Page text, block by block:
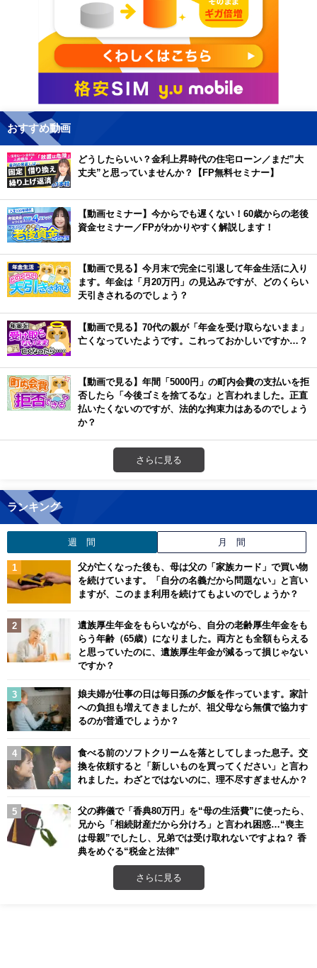
おすすめ動画
どうしたらいい？金利上昇時代の住宅ローン／まだ”大
丈夫”と思っていませんか？【FP無料セミナー】
【動画セミナー】今からでも遅くない！60歳からの老後
資金セミナー／FPがわかりやすく解説します！
【動画で見る】今月末で完全に引退して年金生活に入り
ます。年金は「月20万円」の見込みですが、どのくらい
天引きされるのでしょう？
【動画で見る】70代の親が「年金を受け取らないまま」
亡くなっていたようです。これっておかしいですか…？
【動画で見る】年間「5000円」の町内会費の支払いを拒
否したら「今後ゴミを捨てるな」と言われました。正直
払いたくないのですが、法的な拘束力はあるのでしょう
か？
さらに見る
ランキング
週 間 月 間
父が亡くなった後も、母は父の「家族カード」で買い物
を続けています。「自分の名義だから問題ない」と言い
ますが、このまま利用を続けてもよいのでしょうか？
遺族厚生年金をもらいながら、自分の老齢厚生年金をも
らう年齢（65歳）になりました。両方とも全額もらえる
と思っていたのに、遺族厚生年金が減るって損じゃない
ですか？
娘夫婦が仕事の日は毎日孫の夕飯を作っています。家計
への負担も増えてきましたが、祖父母なら無償で協力す
るのが普通でしょうか？
食べる前のソフトクリームを落としてしまった息子。交
換を依頼すると「新しいものを買ってください」と言わ
れました。わざとではないのに、理不尽すぎませんか？
父の葬儀で「香典80万円」を“母の生活費”に使ったら、
兄から「相続財産だから分けろ」と言われ困惑…“喪主
は母親”でしたし、兄弟では受け取れないですよね？ 香
典をめぐる“税金と法律”
さらに見る